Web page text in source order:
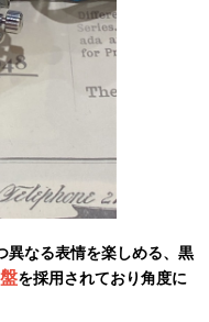
異なる表情を楽しめる、黒
を採用されており角度に